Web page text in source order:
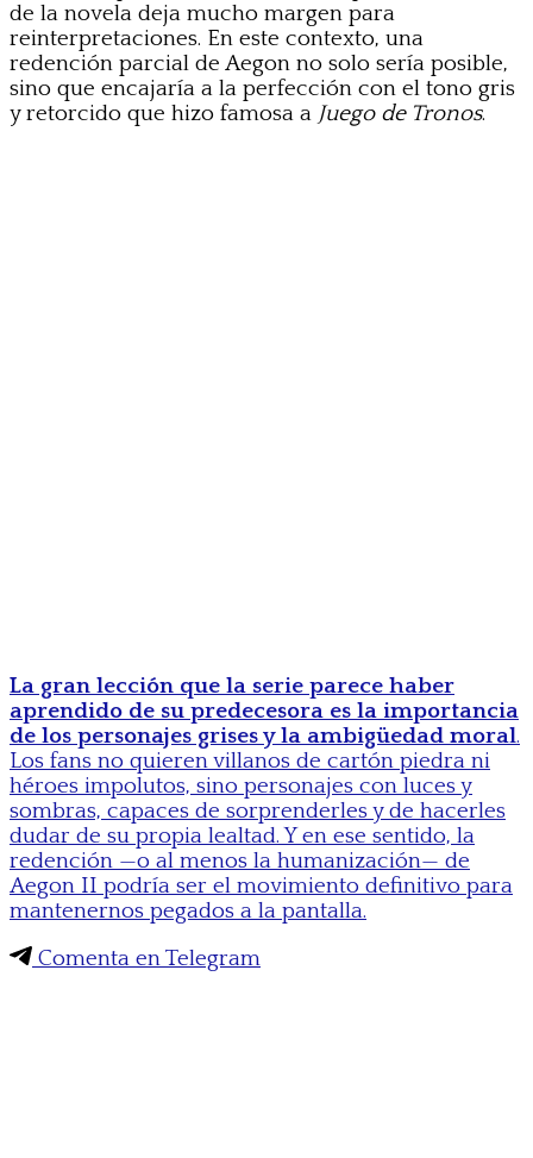
de la novela deja mucho margen para
reinterpretaciones. En este contexto, una
redención parcial de Aegon no solo sería posible,
sino que encajaría a la perfección con el tono gris
y retorcido que hizo famosa a Juego de Tronos.
La gran lección que la serie parece haber
aprendido de su predecesora es la importancia
de los personajes grises y la ambigüedad moral.
Los fans no quieren villanos de cartón piedra ni
héroes impolutos, sino personajes con luces y
sombras, capaces de sorprenderles y de hacerles
dudar de su propia lealtad. Y en ese sentido, la
redención —o al menos la humanización— de
Aegon II podría ser el movimiento definitivo para
mantenernos pegados a la pantalla.
Comenta en Telegram